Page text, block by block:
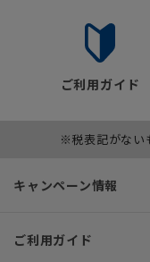
ご利用ガイド
※税表記がない
キャンペーン情報
ご利用ガイド